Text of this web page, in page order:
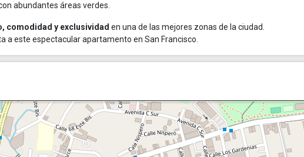
abundantes áreas verdes.
comodidad y exclusividad en una de las mejores zonas de la ciudad.
a este espectacular apartamento en San Francisco.